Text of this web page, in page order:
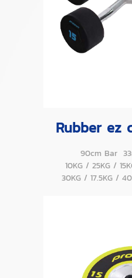
Rubber ez
90cm Bar
10KG / 25KG /
30KG / 17.5KG /